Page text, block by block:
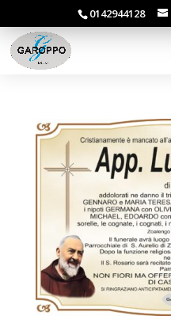
0142944128